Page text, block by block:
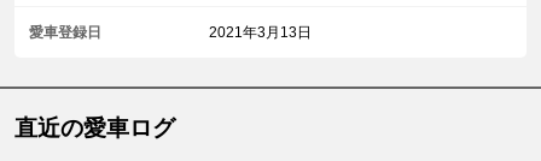
愛車登録日 2021年3月13日
直近の愛車ログ